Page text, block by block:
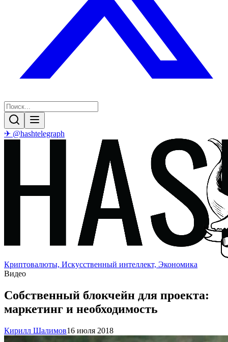
✈ @hashtelegraph
Криптовалюты, Искусственный интеллект, Экономика
Видео
Собственный блокчейн для проекта:
маркетинг и необходимость
Кирилл Шалимов16 июля 2018